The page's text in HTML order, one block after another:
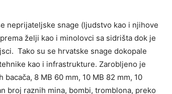
neprijateljske snage (ljudstvo kao i njihove
želji kao i minolovci sa sidrišta dok je
Tako su se hrvatske snage dokopale
kao i infrastrukture. Zarobljeno je
8 MB 60 mm, 10 MB 82 mm, 10
broj raznih mina, bombi, tromblona, preko